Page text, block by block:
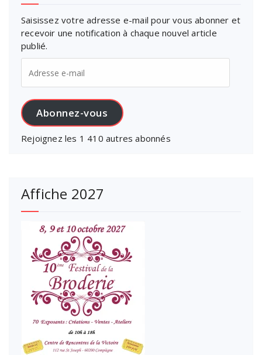
Saisissez votre adresse e-mail pour vous abonner et
recevoir une notification à chaque nouvel article
publié.
e-
mail
Abonnez-vous
Rejoignez les 1 410 autres abonnés
Affiche 2027